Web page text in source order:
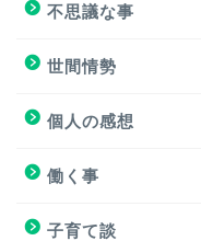
不思議な事
世間情勢
個人の感想
働く事
子育て談